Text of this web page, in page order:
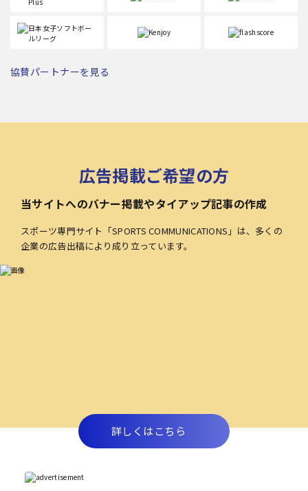
協賛パートナーを見る
広告掲載ご希望の方
当サイトへのバナー掲載やタイアップ記事の作成
スポーツ専門サイト「SPORTS COMMUNICATIONS」は、多くの
企業の広告出稿により成り立っています。
詳しくはこちら